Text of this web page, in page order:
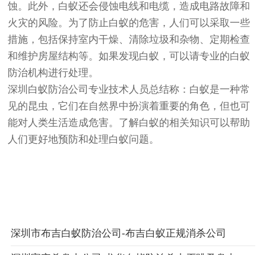
蚀。此外，白蚁还会侵蚀电线和电缆，造成电路故障和
火灾的风险。为了防止白蚁的危害，人们可以采取一些
措施，包括保持室内干燥、清除垃圾和杂物、定期检查
和维护房屋结构等。如果发现白蚁，可以请专业的白蚁
防治机构进行处理。
深圳白蚁防治公司专业技术人员总结称：白蚁是一种常
见的昆虫，它们在自然界中扮演着重要的角色，但也可
能对人类生活造成危害。了解白蚁的相关知识可以帮助
人们更好地预防和处理白蚁问题。
深圳市布吉白蚁防治公司-布吉白蚁正规消杀公司